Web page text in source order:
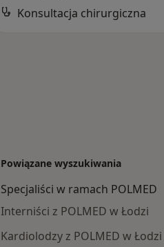
Konsultacja chirurgiczna
Powiązane wyszukiwania
Specjaliści w ramach POLMED
Interniści z POLMED w Łodzi
Kardiolodzy z POLMED w Łodzi